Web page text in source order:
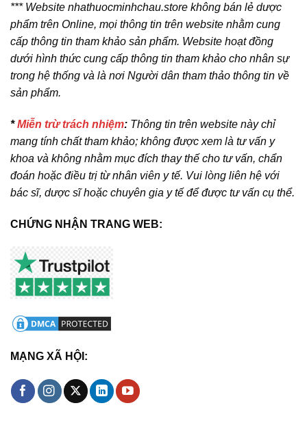
*** Website nhathuocminhchau.store không bán lẻ dược
phẩm trên Online, mọi thông tin trên website nhằm cung
cấp thông tin tham khảo sản phẩm. Website hoạt đồng
dưới hình thức cung cấp thông tin tham khảo cho nhân sự
trong hệ thống và là nơi Người dân tham thảo thông tin về
sản phẩm.
*Miễn trừ trách nhiệm: Thông tin trên website này chỉ
mang tính chất tham khảo; không được xem là tư vấn y
khoa và không nhằm mục đích thay thế cho tư vấn, chẩn
đoán hoặc điều trị từ nhân viên y tế. Vui lòng liên hệ với
bác sĩ, dược sĩ hoặc chuyên gia y tế để được tư vấn cụ thể.
CHỨNG NHẬN TRANG WEB:
MẠNG XÃ HỘI: